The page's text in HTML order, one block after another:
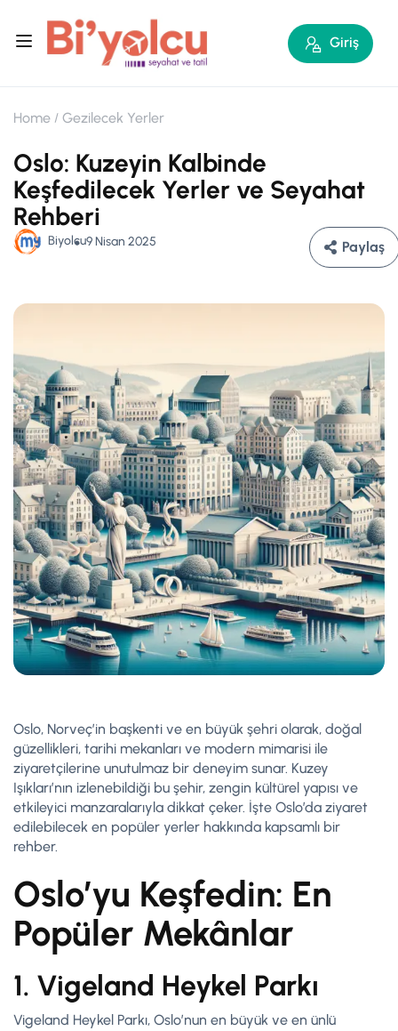
Giriş
Home Gezilecek Yerler
Oslo: Kuzeyin Kalbinde
Keşfedilecek Yerler ve Seyahat
Rehberi
Biyolcu9 Nisan 2025 Paylaş
Oslo, Norveç’in başkenti ve en büyük şehri olarak, doğal
güzellikleri, tarihi mekanları ve modern mimarisi ile
ziyaretçilerine unutulmaz bir deneyim sunar. Kuzey
Işıkları’nın izlenebildiği bu şehir, zengin kültürel yapısı ve
etkileyici manzaralarıyla dikkat çeker. İşte Oslo’da ziyaret
edilebilecek en popüler yerler hakkında kapsamlı bir
rehber.
Oslo’yu Keşfedin: En
Popüler Mekânlar
1. Vigeland Heykel Parkı
Vigeland Heykel Parkı, Oslo’nun en büyük ve en ünlü